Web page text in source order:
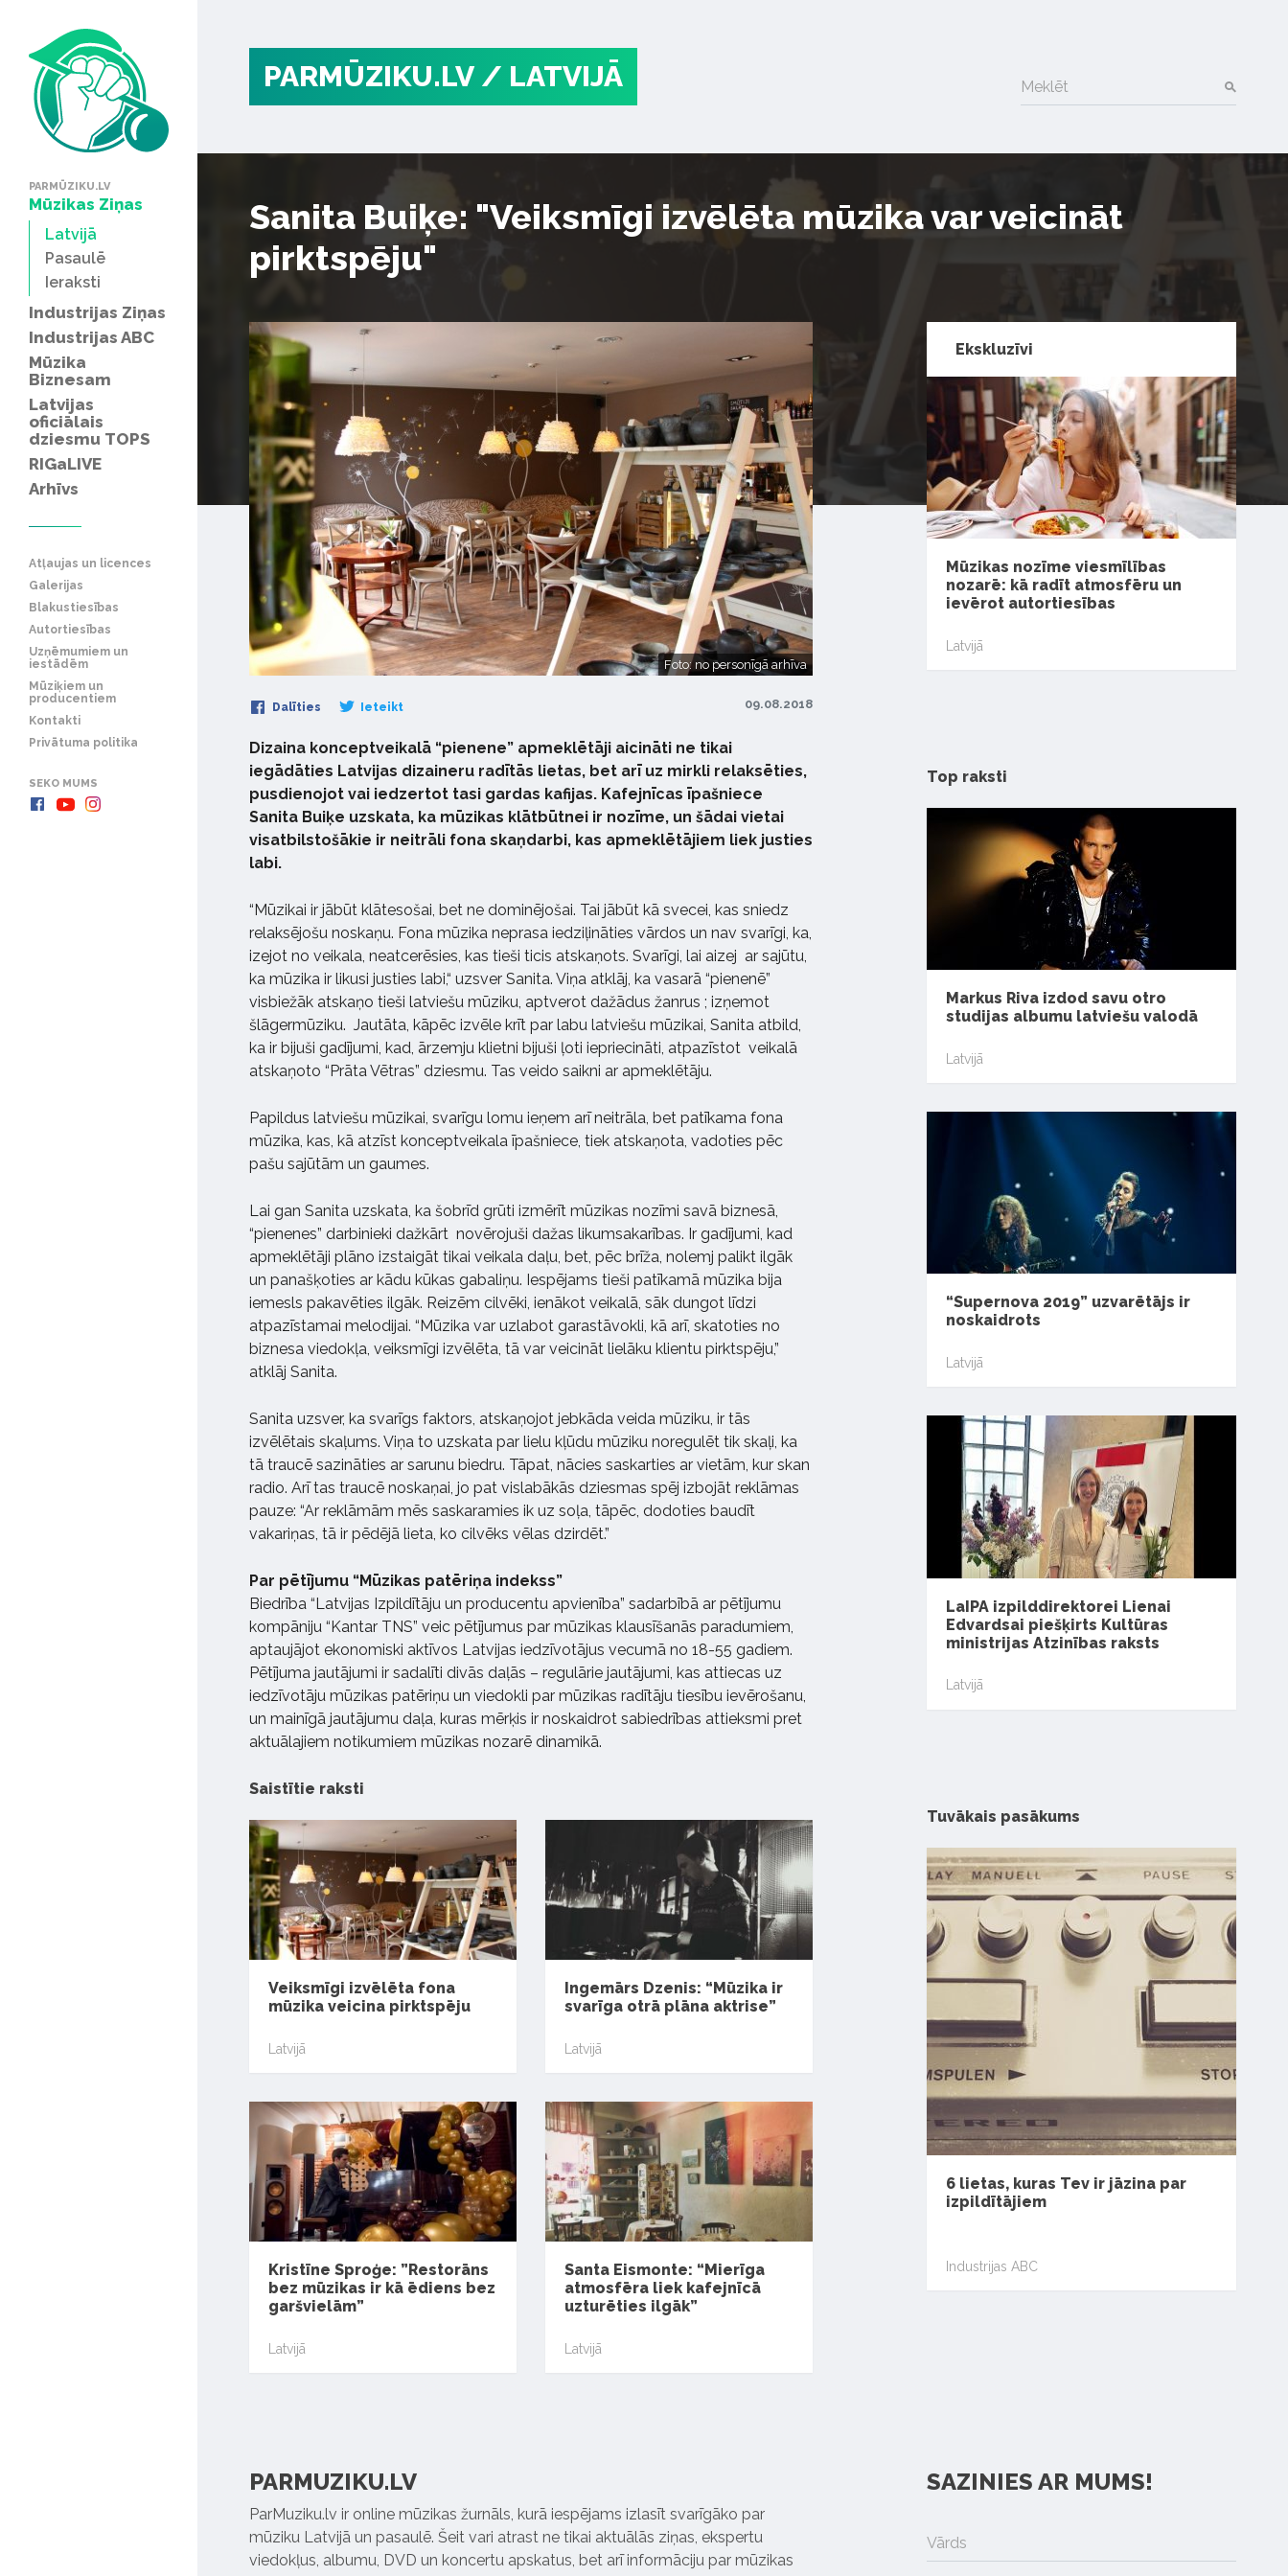
PARMŪZIKU.LV
Mūzikas Ziņas
Latvijā
Pasaulē
Ieraksti
Industrijas Ziņas
Industrijas ABC
Mūzika
Biznesam
Latvijas
oficiālais
dziesmu TOPS
RIGaLIVE
Arhīvs
Atļaujas un licences
Galerijas
Blakustiesības
Autortiesības
Uzņēmumiem un
iestādēm
Mūziķiem un
producentiem
Kontakti
Privātuma politika
SEKO MUMS
PARMŪZIKU.LV / LATVIJĀ Meklēt
Sanita Buiķe: "Veiksmīgi izvēlēta mūzika var veicināt
pirktspēju"
Foto: no personīgā arhīva
Dalīties Ieteikt 09.08.2018
Dizaina konceptveikalā “pienene” apmeklētāji aicināti ne tikai
iegādāties Latvijas dizaineru radītās lietas, bet arī uz mirkli relaksēties,
pusdienojot vai iedzertot tasi gardas kafijas. Kafejnīcas īpašniece
Sanita Buiķe uzskata, ka mūzikas klātbūtnei ir nozīme, un šādai vietai
visatbilstošākie ir neitrāli fona skaņdarbi, kas apmeklētājiem liek justies
labi.
“Mūzikai ir jābūt klātesošai, bet ne dominējošai. Tai jābūt kā svecei, kas sniedz
relaksējošu noskaņu. Fona mūzika neprasa iedziļināties vārdos un nav svarīgi, ka,
izejot no veikala, neatcerēsies, kas tieši ticis atskaņots. Svarīgi, lai aizej ar sajūtu,
ka mūzika ir likusi justies labi,“ uzsver Sanita. Viņa atklāj, ka vasarā “pienenē”
visbiežāk atskaņo tieši latviešu mūziku, aptverot dažādus žanrus ; izņemot
šlāgermūziku. Jautāta, kāpēc izvēle krīt par labu latviešu mūzikai, Sanita atbild,
ka ir bijuši gadījumi, kad, ārzemju klietni bijuši ļoti iepriecināti, atpazīstot veikalā
atskaņoto “Prāta Vētras” dziesmu. Tas veido saikni ar apmeklētāju.
Papildus latviešu mūzikai, svarīgu lomu ieņem arī neitrāla, bet patīkama fona
mūzika, kas, kā atzīst konceptveikala īpašniece, tiek atskaņota, vadoties pēc
pašu sajūtām un gaumes.
Lai gan Sanita uzskata, ka šobrīd grūti izmērīt mūzikas nozīmi savā biznesā,
“pienenes” darbinieki dažkārt novērojuši dažas likumsakarības. Ir gadījumi, kad
apmeklētāji plāno izstaigāt tikai veikala daļu, bet, pēc brīža, nolemj palikt ilgāk
un panašķoties ar kādu kūkas gabaliņu. Iespējams tieši patīkamā mūzika bija
iemesls pakavēties ilgāk. Reizēm cilvēki, ienākot veikalā, sāk dungot līdzi
atpazīstamai melodijai. “Mūzika var uzlabot garastāvokli, kā arī, skatoties no
biznesa viedokļa, veiksmīgi izvēlēta, tā var veicināt lielāku klientu pirktspēju,”
atklāj Sanita.
Sanita uzsver, ka svarīgs faktors, atskaņojot jebkāda veida mūziku, ir tās
izvēlētais skaļums. Viņa to uzskata par lielu kļūdu mūziku noregulēt tik skaļi, ka
tā traucē sazināties ar sarunu biedru. Tāpat, nācies saskarties ar vietām, kur skan
radio. Arī tas traucē noskaņai, jo pat vislabākās dziesmas spēj izbojāt reklāmas
pauze: “Ar reklāmām mēs saskaramies ik uz soļa, tāpēc, dodoties baudīt
vakariņas, tā ir pēdējā lieta, ko cilvēks vēlas dzirdēt.”
Par pētījumu “Mūzikas patēriņa indekss”
Biedrība “Latvijas Izpildītāju un producentu apvienība” sadarbībā ar pētījumu
kompāniju “Kantar TNS” veic pētījumus par mūzikas klausīšanās paradumiem,
aptaujājot ekonomiski aktīvos Latvijas iedzīvotājus vecumā no 18-55 gadiem.
Pētījuma jautājumi ir sadalīti divās daļās – regulārie jautājumi, kas attiecas uz
iedzīvotāju mūzikas patēriņu un viedokli par mūzikas radītāju tiesību ievērošanu,
un mainīgā jautājumu daļa, kuras mērķis ir noskaidrot sabiedrības attieksmi pret
aktuālajiem notikumiem mūzikas nozarē dinamikā.
Saistītie raksti
Veiksmīgi izvēlēta fona
mūzika veicina pirktspēju
Latvijā
Ingemārs Dzenis: “Mūzika ir
svarīga otrā plāna aktrise”
Latvijā
Kristīne Sproģe: ”Restorāns
bez mūzikas ir kā ēdiens bez
garšvielām”
Latvijā
Santa Eismonte: “Mierīga
atmosfēra liek kafejnīcā
uzturēties ilgāk”
Latvijā
Ekskluzīvi
Mūzikas nozīme viesmīlības
nozarē: kā radīt atmosfēru un
ievērot autortiesības
Latvijā
Top raksti
Markus Riva izdod savu otro
studijas albumu latviešu valodā
Latvijā
“Supernova 2019” uzvarētājs ir
noskaidrots
Latvijā
LaIPA izpilddirektorei Lienai
Edvardsai piešķirts Kultūras
ministrijas Atzinības raksts
Latvijā
Tuvākais pasākums
6 lietas, kuras Tev ir jāzina par
izpildītājiem
Industrijas ABC
PARMUZIKU.LV
ParMuziku.lv ir online mūzikas žurnāls, kurā iespējams izlasīt svarīgāko par
mūziku Latvijā un pasaulē. Šeit vari atrast ne tikai aktuālās ziņas, ekspertu
viedokļus, albumu, DVD un koncertu apskatus, bet arī informāciju par mūzikas
SAZINIES AR MUMS!
Vārds